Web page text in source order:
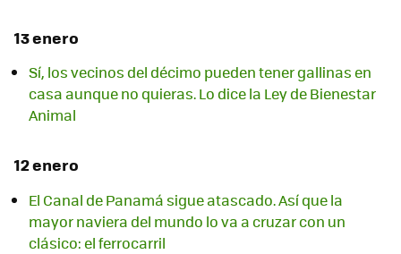
13 enero
Sí, los vecinos del décimo pueden tener gallinas en
casa aunque no quieras. Lo dice la Ley de Bienestar
Animal
12 enero
El Canal de Panamá sigue atascado. Así que la
mayor naviera del mundo lo va a cruzar con un
clásico: el ferrocarril